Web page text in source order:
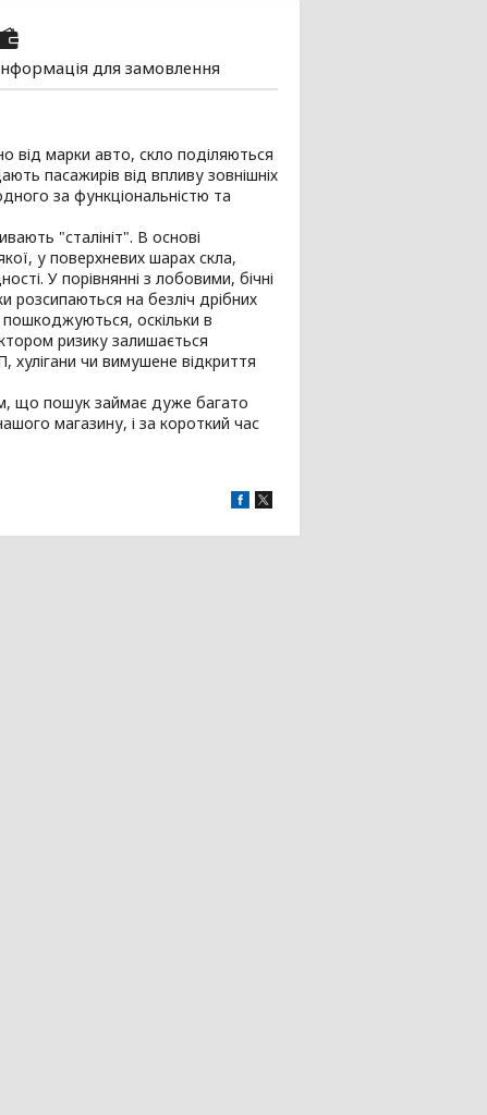
для замовлення
від марки авто, скло поділяються
пасажирів від впливу зовнішніх
за функціональністю та
"сталініт". В основі
у поверхневих шарах скла,
У порівнянні з лобовими, бічні
розсипаються на безліч дрібних
оскільки в
ризику залишається
чи вимушене відкриття
що пошук займає дуже багато
магазину, і за короткий час